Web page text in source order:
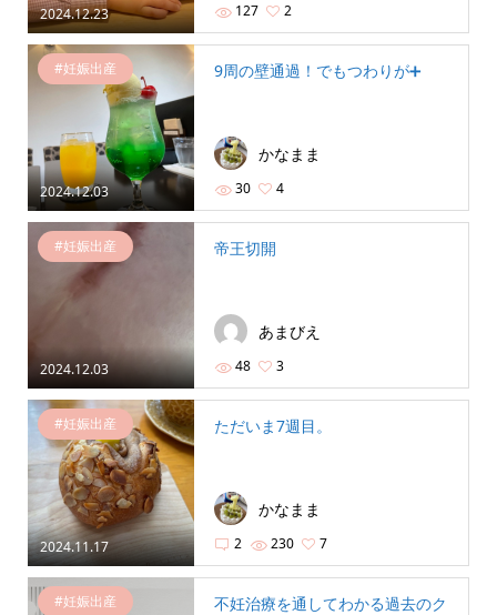
2024.12.23 127 2
2024.12.03
#妊娠出産 9周の壁通過！でもつわりが➕
かなまま
30 4
2024.12.03
#妊娠出産 帝王切開
あまびえ
48 3
2024.11.17
#妊娠出産 ただいま7週目。
かなまま
2 230 7
#妊娠出産
不妊治療を通してわかる過去のク